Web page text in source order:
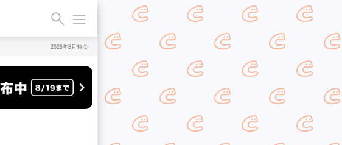
2026年8月時点